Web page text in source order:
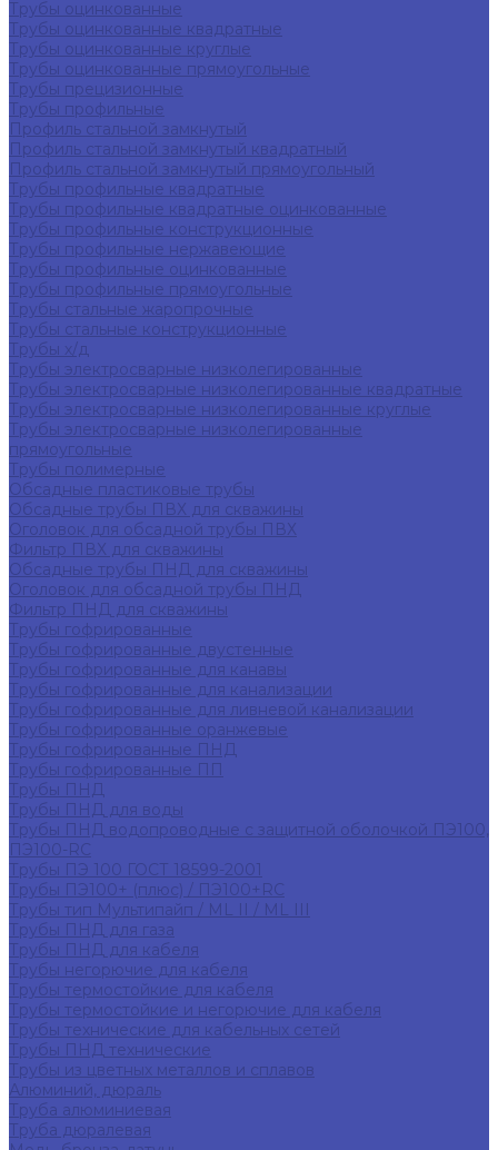
Трубы оцинкованные
Трубы оцинкованные квадратные
Трубы оцинкованные круглые
Трубы оцинкованные прямоугольные
Трубы прецизионные
Трубы профильные
Профиль стальной замкнутый
Профиль стальной замкнутый квадратный
Профиль стальной замкнутый прямоугольный
Трубы профильные квадратные
Трубы профильные квадратные оцинкованные
Трубы профильные конструкционные
Трубы профильные нержавеющие
Трубы профильные оцинкованные
Трубы профильные прямоугольные
Трубы стальные жаропрочные
Трубы стальные конструкционные
Трубы х/д
Трубы электросварные низколегированные
Трубы электросварные низколегированные квадратные
Трубы электросварные низколегированные круглые
Трубы электросварные низколегированные
прямоугольные
Трубы полимерные
Обсадные пластиковые трубы
Обсадные трубы ПВХ для скважины
Оголовок для обсадной трубы ПВХ
Фильтр ПВХ для скважины
Обсадные трубы ПНД для скважины
Оголовок для обсадной трубы ПНД
Фильтр ПНД для скважины
Трубы гофрированные
Трубы гофрированные двустенные
Трубы гофрированные для канавы
Трубы гофрированные для канализации
Трубы гофрированные для ливневой канализации
Трубы гофрированные оранжевые
Трубы гофрированные ПНД
Трубы гофрированные ПП
Трубы ПНД
Трубы ПНД для воды
Трубы ПНД водопроводные с защитной оболочкой ПЭ100,
ПЭ100-RC
Трубы ПЭ 100 ГОСТ 18599-2001
Трубы ПЭ100+ (плюс) / ПЭ100+RC
Трубы тип Мультипайп / ML II / ML III
Трубы ПНД для газа
Трубы ПНД для кабеля
Трубы негорючие для кабеля
Трубы термостойкие для кабеля
Трубы термостойкие и негорючие для кабеля
Трубы технические для кабельных сетей
Трубы ПНД технические
Трубы из цветных металлов и сплавов
Алюминий, дюраль
Труба алюминиевая
Труба дюралевая